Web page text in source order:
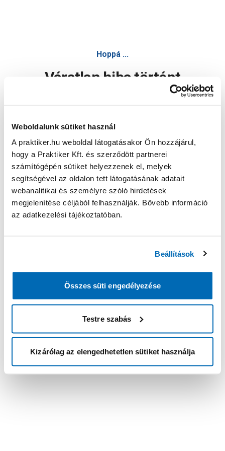
Weboldalunk sütiket használ
A praktiker.hu weboldal látogatásakor Ön hozzájárul,
hogy a Praktiker Kft. és szerződött partnerei
számítógépén sütiket helyezzenek el, melyek
segítségével az oldalon tett látogatásának adatait
webanalitikai és személyre szóló hirdetések
megjelenítése céljából felhasználják. Bővebb információ
az adatkezelési tájékoztatóban.
Beállítások
Összes süti engedélyezése
Testre szabás
Kizárólag az elengedhetetlen sütiket használja
Hoppá ...
Váratlan hiba történt
Oldal újratöltése